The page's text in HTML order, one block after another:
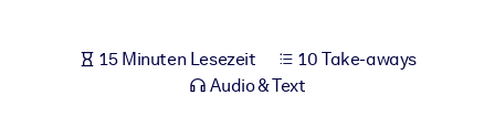
15 Minuten Lesezeit
10 Take-aways
Audio & Text